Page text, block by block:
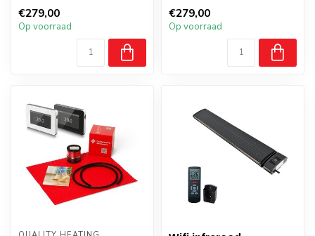
ruimte
Temperat...
€279,00
Op voorraad
€279,00
Op voorraad